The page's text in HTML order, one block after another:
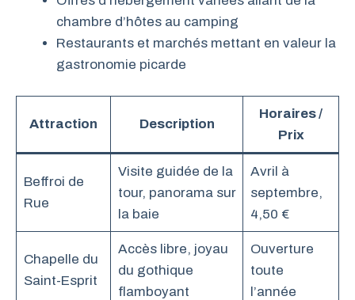
chambre d’hôtes au camping
Restaurants et marchés mettant en valeur la
gastronomie picarde
Attraction Description
Horaires /
Prix
Beffroi de
Rue
Visite guidée de la
tour, panorama sur
la baie
Avril à
septembre,
4,50 €
Chapelle du
Saint-Esprit
Accès libre, joyau
du gothique
flamboyant
Ouverture
toute
l’année